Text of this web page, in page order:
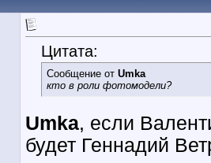
Цитата:
Сообщение от Umka
кто в роли фотомодели?
Umka, если
будет Геннадий